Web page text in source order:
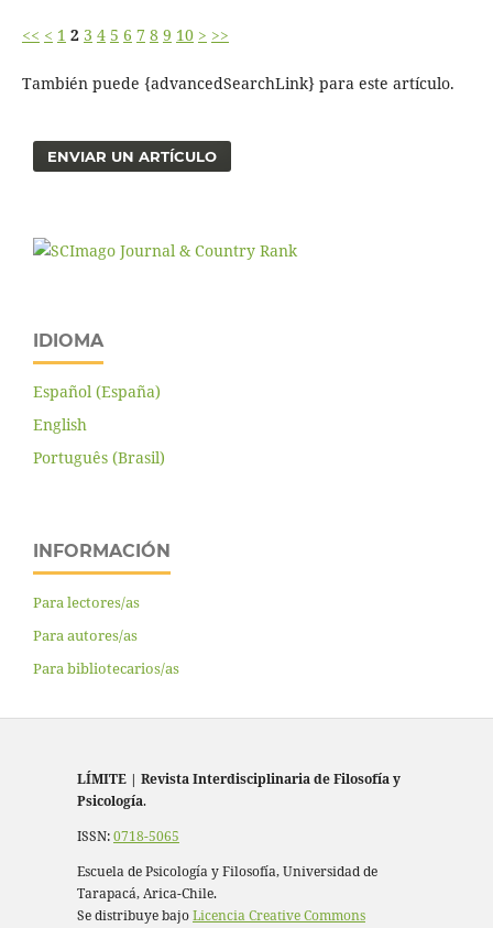
<< < 1 2 3 4 5 6 7 8 9 10 > >>
También puede {advancedSearchLink} para este artículo.
ENVIAR UN ARTÍCULO
IDIOMA
Español (España)
English
Português (Brasil)
INFORMACIÓN
Para lectores/as
Para autores/as
Para bibliotecarios/as
LÍMITE | Revista Interdisciplinaria de Filosofía y
Psicología.
ISSN:0718-5065
Escuela de Psicología y Filosofía, Universidad de
Tarapacá, Arica-Chile.
Se distribuye bajoLicencia Creative Commons